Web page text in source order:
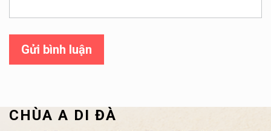
Gửi bình luận
CHÙA A DI ĐÀ